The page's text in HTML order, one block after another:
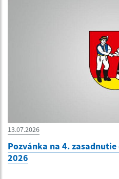
13.07.2026
Pozvánka na 4.
2026